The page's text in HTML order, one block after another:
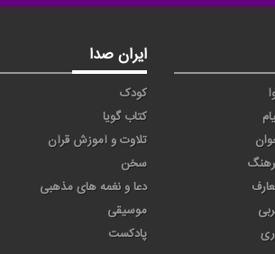
ایران صدا
کودک
کتاب گویا
تلاوت و آموزش قرآن
سخن
دعا و نغمه های مذهبی
موسیقی
پادکست